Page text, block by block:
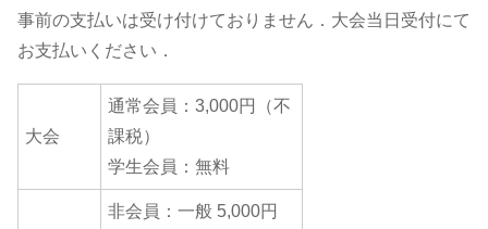
事前の支払いは受け付けておりません．大会当日受付にて
お支払いください．
大会
通常会員：3,000円（不
課税）
学生会員：無料
非会員：一般 5,000円